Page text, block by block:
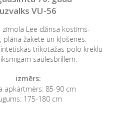
uzvalks VU-56
zīmola Lee džinsa kostīms-
plāna žakete un kļošenes.
trikotāžas polo kreklu
saulesbrillēm.
izmērs:
apkārtmērs: 85-90 cm
175-180 cm